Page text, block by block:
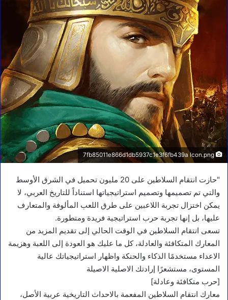
"حازت انتقام السلاطين على 20 مليون تحميل في الشرق الأوسط
والتي تم تصميمها وتصميم استراتيجياتها استناداً للتاريخ العربي، لا
يمكن اختزال تجربة اللاعبين على طرق اللعب المألوفة والمتعارف
عليها، بل إنها تجربة حرب استراتيجية فريدة ومتطورة.
تسعى انتقام السلاطين في الوقت الحالي إلى تقديم المزيد من
المعارك المتكافئة والعادلة، كل ما عليك هو العودة إلى اللعبة وهزيمة
الاعداء مستخدمًا الذكاء والحنكة واظهار استراتيجياتك عالية
المستوى، مستشعرًا إرادتك الاصلية الاصيلة
[حرب متكافئة وعادلة]
معارك انتقام السلاطين المفعمة بالاحداث التاريخية عربية الأصل،